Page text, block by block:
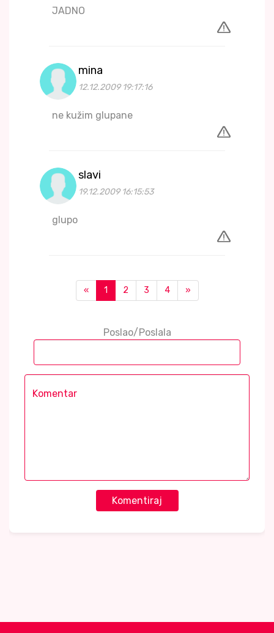
JADNO
mina
12.12.2009 19:17:16
ne kužim glupane
slavi
19.12.2009 16:15:53
glupo
« 1 2 3 4 »
Poslao/Poslala
Komentiraj